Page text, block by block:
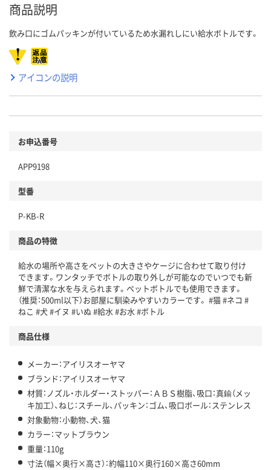
商品説明
飲み口にゴムパッキンが付いているため水漏れしにい給水ボトルです。
アイコンの説明
お申込番号
APP9198
型番
P-KB-R
商品の特徴
給水の場所や高さをペットの大きさやケージに合わせて取り付け
できます。ワンタッチでボトルの取り外しが可能なのでいつでも新
鮮で清潔な水を与えられます。ペットボトルでも使用できます。
（推奨：500ml以下）お部屋に馴染みやすいカラーです。 #猫 #ネコ #
ねこ #犬 #イヌ #いぬ #給水 #お水 #ボトル
商品仕様
メーカー：アイリスオーヤマ
ブランド：アイリスオーヤマ
材質：ノズル・ホルダー・ストッパー：ＡＢＳ樹脂、吸口：真鍮（メッ
キ加工）、ねじ：スチール、パッキン：ゴム、吸口ボール：ステンレス
対象動物：小動物、犬、猫
カラー：マットブラウン
重量：110g
寸法（幅×奥行×高さ）：約幅110×奥行160×高さ60mm